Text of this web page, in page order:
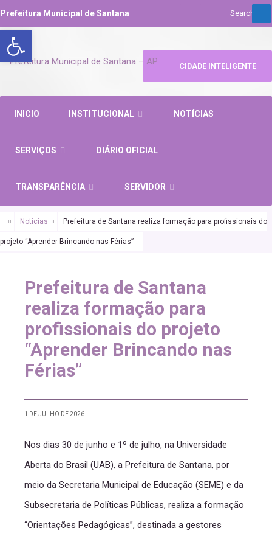
Prefeitura Municipal de Santana
INICIO INSTITUCIONAL NOTÍCIAS
SERVIÇOS DIÁRIO OFICIAL
TRANSPARÊNCIA SERVIDOR
CIDADE INTELIGENTE
Noticias Prefeitura de Santana realiza formação para profissionais do
projeto “Aprender Brincando nas Férias”
Prefeitura de Santana
realiza formação para
profissionais do projeto
“Aprender Brincando nas
Férias”
1 DE JULHO DE 2026
Nos dias 30 de junho e 1º de julho, na Universidade
Aberta do Brasil (UAB), a Prefeitura de Santana, por
meio da Secretaria Municipal de Educação (SEME) e da
Subsecretaria de Políticas Públicas, realiza a formação
“Orientações Pedagógicas”, destinada a gestores
Abrir a barra de ferramentas